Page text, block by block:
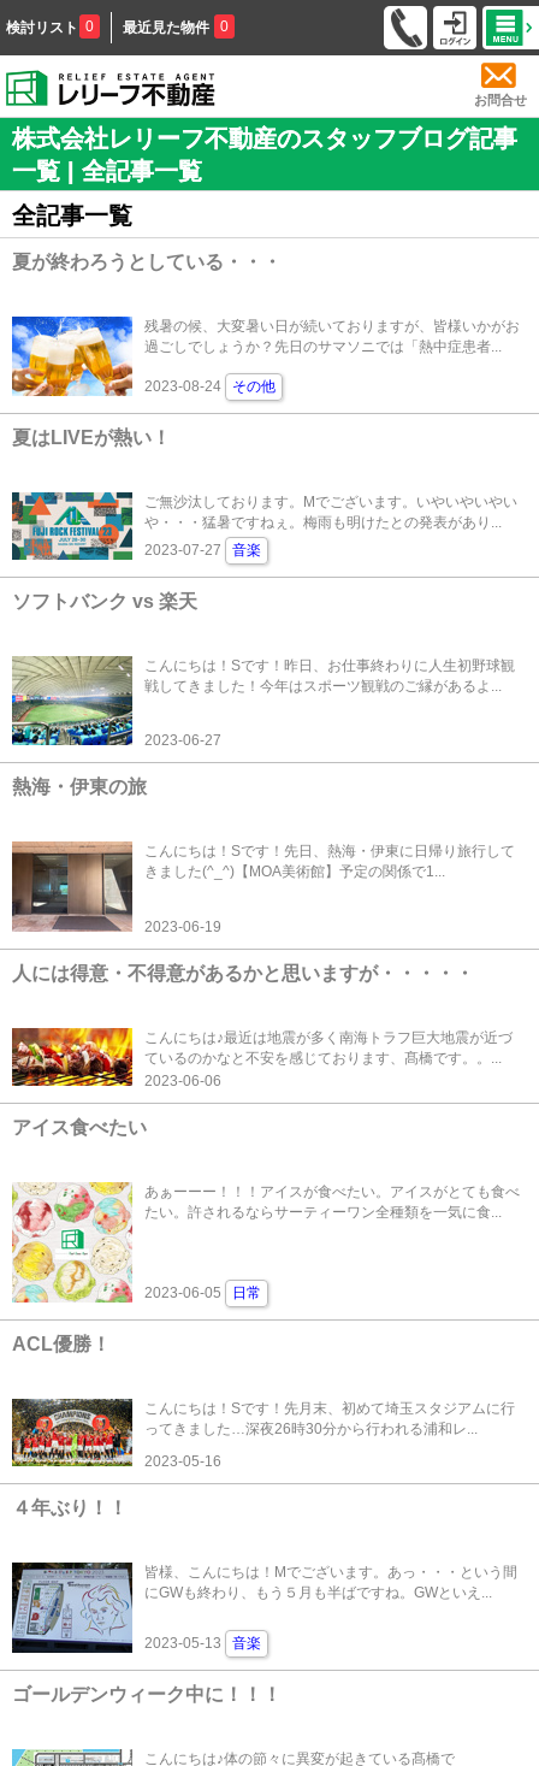
検討リスト 0 最近見た物件 0
お問合せ
株式会社レリーフ不動産のスタッフブログ記事
一覧 | 全記事一覧
全記事一覧
夏が終わろうとしている・・・
残暑の候、大変暑い日が続いておりますが、皆様いかがお
過ごしでしょうか？先日のサマソニでは「熱中症患者...
2023-08-24 その他
夏はLIVEが熱い！
ご無沙汰しております。Mでございます。いやいやいやい
や・・・猛暑ですねぇ。梅雨も明けたとの発表があり...
2023-07-27
音楽
ソフトバンク vs 楽天
こんにちは！Sです！昨日、お仕事終わりに人生初野球観
戦してきました！今年はスポーツ観戦のご縁があるよ...
2023-06-27
熱海・伊東の旅
こんにちは！Sです！先日、熱海・伊東に日帰り旅行して
きました(^_^)【MOA美術館】予定の関係で1...
2023-06-19
人には得意・不得意があるかと思いますが・・・・・
こんにちは♪最近は地震が多く南海トラフ巨大地震が近づ
ているのかなと不安を感じております、髙橋です。。...
2023-06-06
アイス食べたい
あぁーーー！！！アイスが食べたい。アイスがとても食べ
たい。許されるならサーティーワン全種類を一気に食...
2023-06-05 日常
ACL優勝！
こんにちは！Sです！先月末、初めて埼玉スタジアムに行
ってきました…深夜26時30分から行われる浦和レ...
2023-05-16
４年ぶり！！
皆様、こんにちは！Mでございます。あっ・・・という間
にGWも終わり、もう５月も半ばですね。GWといえ...
2023-05-13 音楽
ゴールデンウィーク中に！！！
こんにちは♪体の節々に異変が起きている髙橋で